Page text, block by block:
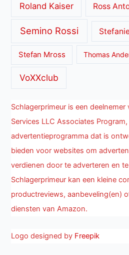
Roland Kaiser Ross
Semino Rossi
Stefan Mross Thomas
VoXXclub
Schlagerprimeur is een
Services LLC Associates
advertentieprogramma dat is
bieden voor websites om
verdienen door te adverteren en
Schlagerprimeur kan een kleine
productreviews, aanbeveling(en)
diensten van Amazon.
Logo designed by Freepik